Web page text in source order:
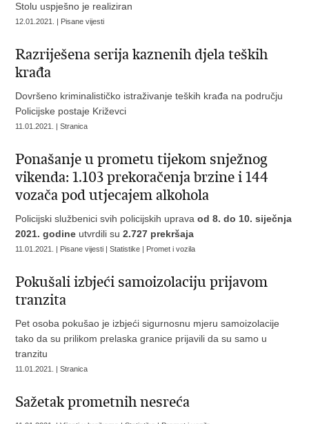
Stolu uspješno je realiziran
12.01.2021. | Pisane vijesti
Razriješena serija kaznenih djela teških
krađa
Dovršeno kriminalističko istraživanje teških krađa na području
Policijske postaje Križevci
11.01.2021. | Stranica
Ponašanje u prometu tijekom snježnog
vikenda: 1.103 prekoračenja brzine i 144
vozača pod utjecajem alkohola
Policijski službenici svih policijskih upravaod 8. do 10. siječnja
2021. godine utvrdili su2.727 prekršaja
11.01.2021. | Pisane vijesti | Statistike | Promet i vozila
Pokušali izbjeći samoizolaciju prijavom
tranzita
Pet osoba pokušao je izbjeći sigurnosnu mjeru samoizolacije
tako da su prilikom prelaska granice prijavili da su samo u
tranzitu
11.01.2021. | Stranica
Sažetak prometnih nesreća